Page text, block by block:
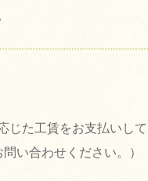
た工賃をお支払いし
い合わせください。）